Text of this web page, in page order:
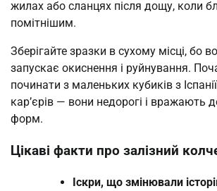
жилах або сланцях після дощу, коли
помітнішим.
Зберігайте зразки в сухому місці, бо
запускає окиснення і руйнування.
починати з маленьких кубиків з
кар’єрів — вони недорогі і вражають
форм.
Цікаві факти про залізний
Іскри, що змінювали